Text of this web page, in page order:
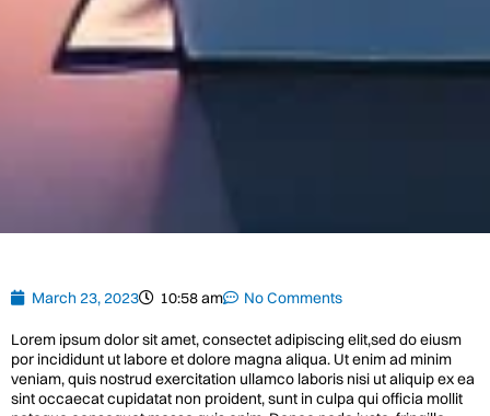
Lorem ipsum dolor sit amet, consectet adipiscing elit,sed do eiusm
por incididunt ut labore et dolore magna aliqua. Ut enim ad minim
veniam, quis nostrud exercitation ullamco laboris nisi ut aliquip ex ea
sint occaecat cupidatat non proident, sunt in culpa qui officia mollit
March 23, 2023 10:58 am No Comments